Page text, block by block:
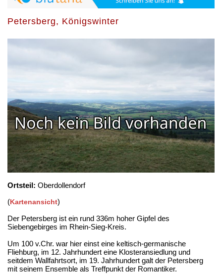
Petersberg, Königswinter
Ortsteil: Oberdollendorf
(Kartenansicht)
Der Petersberg ist ein rund 336m hoher Gipfel des
Siebengebirges im Rhein-Sieg-Kreis.
Um 100 v.Chr. war hier einst eine keltisch-germanische
Fliehburg, im 12. Jahrhundert eine Klosteransiedlung und
seitdem Wallfahrtsort, im 19. Jahrhundert galt der Petersberg
mit seinem Ensemble als Treffpunkt der Romantiker.